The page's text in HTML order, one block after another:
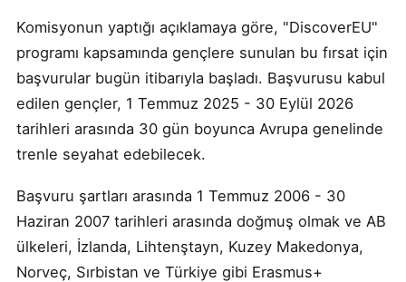
Komisyonun yaptığı açıklamaya göre, "DiscoverEU"
programı kapsamında gençlere sunulan bu fırsat için
başvurular bugün itibarıyla başladı. Başvurusu kabul
edilen gençler, 1 Temmuz 2025 - 30 Eylül 2026
tarihleri arasında 30 gün boyunca Avrupa genelinde
trenle seyahat edebilecek.
Başvuru şartları arasında 1 Temmuz 2006 - 30
Haziran 2007 tarihleri arasında doğmuş olmak ve AB
ülkeleri, İzlanda, Lihtenştayn, Kuzey Makedonya,
Norveç, Sırbistan ve Türkiye gibi Erasmus+